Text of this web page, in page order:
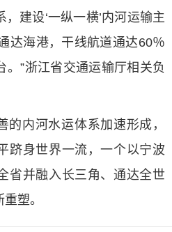
建设‘一纵一横’内河运输主
达海港，干线航道通达60％
。”浙江省交通运输厅相关负
的内河水运体系加速形成，
跻身世界一流，一个以宁波
省并融入长三角、通达全世
塑。